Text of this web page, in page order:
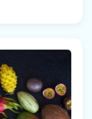
een terrein met